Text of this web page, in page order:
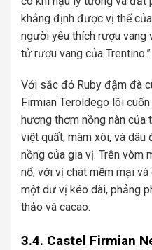
khẳng định được vị thế
người yêu thích rượu vang
tử rượu vang của Trentino.”
Với sắc đỏ Ruby đậm đà
Firmian Teroldego lôi
hương thơm nồng nàn
việt quất, mâm xôi, và dâu
nồng của gia vị. Trên vòm
nổ, với vị chát mềm mại
một dư vị kéo dài, phảng
thảo và cacao.
3.4. Castel Firmian